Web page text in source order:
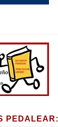
PEDALEAR: